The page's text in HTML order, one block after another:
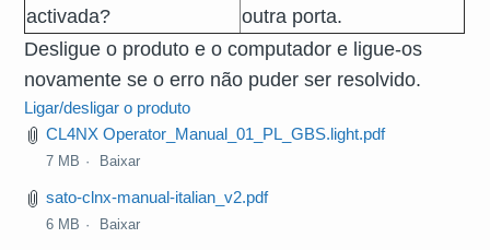
activada?
outra porta.
Desligue o produto e o computador e ligue-os
novamente se o erro não puder ser resolvido.
Ligar/desligar o produto
CL4NX Operator_Manual_01_PL_GBS.light.pdf
7 MB Baixar
sato-clnx-manual-italian_v2.pdf
6 MB Baixar